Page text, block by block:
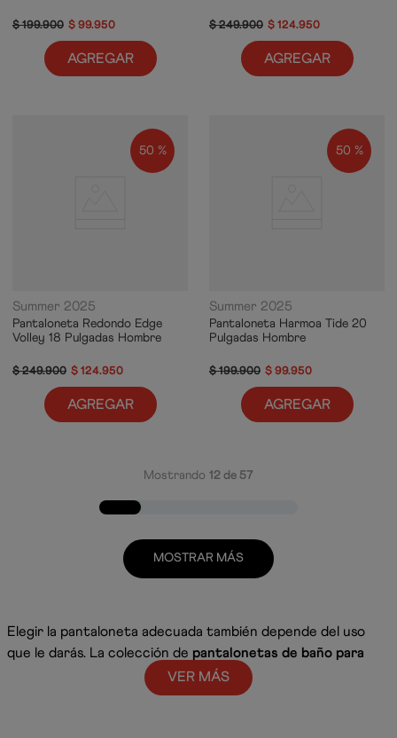
$199.900 $ 99.950
AGREGAR
$249.900 $ 124.950
AGREGAR
50 %
Summer 2025
Pantaloneta Redondo Edge
Volley 18 Pulgadas Hombre
$249.900 $ 124.950
AGREGAR
50 %
Summer 2025
Pantaloneta Harmoa Tide 20
Pulgadas Hombre
$199.900 $ 99.950
AGREGAR
Mostrando 12 de 57
MOSTRAR MÁS
Elegir la pantaloneta adecuada también depende del uso
que le darás. La colección de pantalonetas de baño para
de Speedo reúne diferentes largos y tecnologías
para acompañarte en entrenamientos, días de playa o
VER MÁS